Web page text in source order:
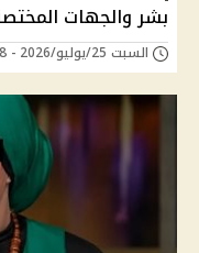
بشر والجهات
السبت 25/يوليو/2026 - 06:18 م